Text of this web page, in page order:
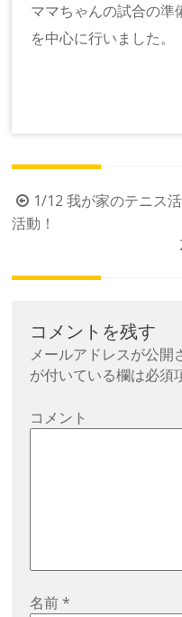
ママちゃんの試合の準
を中心に行いました。
投
稿
ビ
1/12 我が家のテニス
活動！
コメントを残す
メールアドレスが公開
が付いている欄は必須
コメント
名前*